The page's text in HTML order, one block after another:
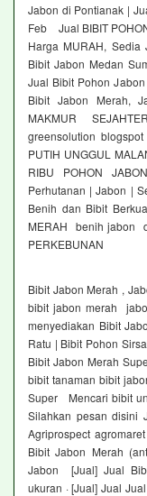
Jabon di Pontianak |
Feb Jual BIBIT
Harga MURAH,
Bibit Jabon Medan
Jual Bibit Pohon
Bibit Jabon Merah,
MAKMUR
greensolution
PUTIH UNGGUL
RIBU POHON
Perhutanan | Jabon |
Benih dan Bibit
MERAH benih jabon
PERKEBUNAN
Bibit Jabon Merah ,
bibit jabon merah
menyediakan Bibit
Ratu | Bibit Pohon
Bibit Jabon Merah
bibit tanaman bibit
Super Mencari bibit
Silahkan pesan
Agriprospect
Bibit Jabon Merah
Jabon [Jual] Jual
ukuran · [Jual] Jual